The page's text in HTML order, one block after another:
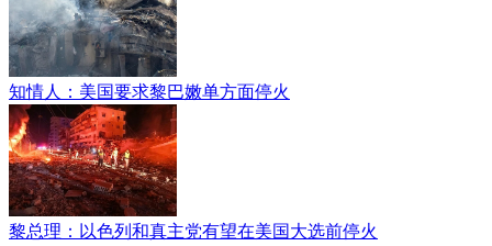
知情人：美国要求黎巴嫩单方面停火
黎总理：以色列和真主党有望在美国大选前停火